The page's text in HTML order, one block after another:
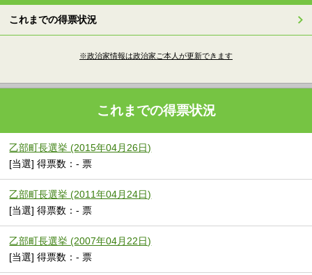
これまでの得票状況
※政治家情報は政治家ご本人が更新できます
これまでの得票状況
乙部町長選挙 (2015年04月26日)
[当選] 得票数：- 票
乙部町長選挙 (2011年04月24日)
[当選] 得票数：- 票
乙部町長選挙 (2007年04月22日)
[当選] 得票数：- 票